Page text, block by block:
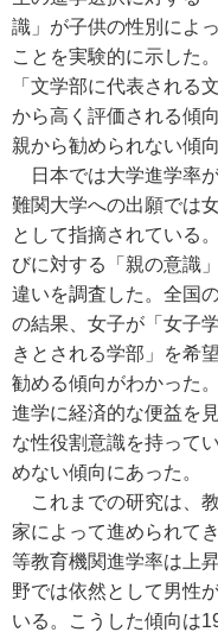
識」が子供の性別によ
ことを実験的に示した
「文学部に代表される
から高く評価される傾
親から勧められない傾
日本では大学進学率
難関大学への出願では
として指摘されている
びに対する「親の意識
違いを調査した。全国
の結果、女子が「女子
きとされる学部」を希
勧める傾向がわかった
進学に経済的な便益を
な性役割意識を持って
めない傾向にあった。
これまでの研究は、
家によって進められて
等教育機関進学率は上
野では依然として男性
いる。こうした傾向は